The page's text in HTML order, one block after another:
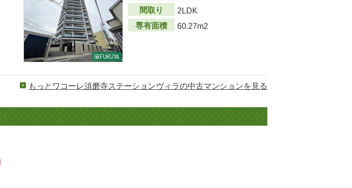
間取り
2LDK
専有面積
60.27m2
もっとワコーレ須磨寺ステーションヴィラの中古マンションを見る